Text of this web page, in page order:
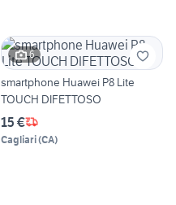
6
smartphone Huawei P8 Lite
TOUCH DIFETTOSO
15 €
Cagliari(CA)